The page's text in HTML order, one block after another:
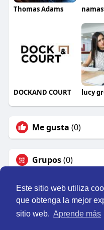
Este sitio web utiliza
que obtenga la mejor
sitio web. Aprende más
Thomas Adams
DOCKAND COURT lucy
Me gusta (0)
Grupos(0)
©
Inicio
Nosotros Contacto